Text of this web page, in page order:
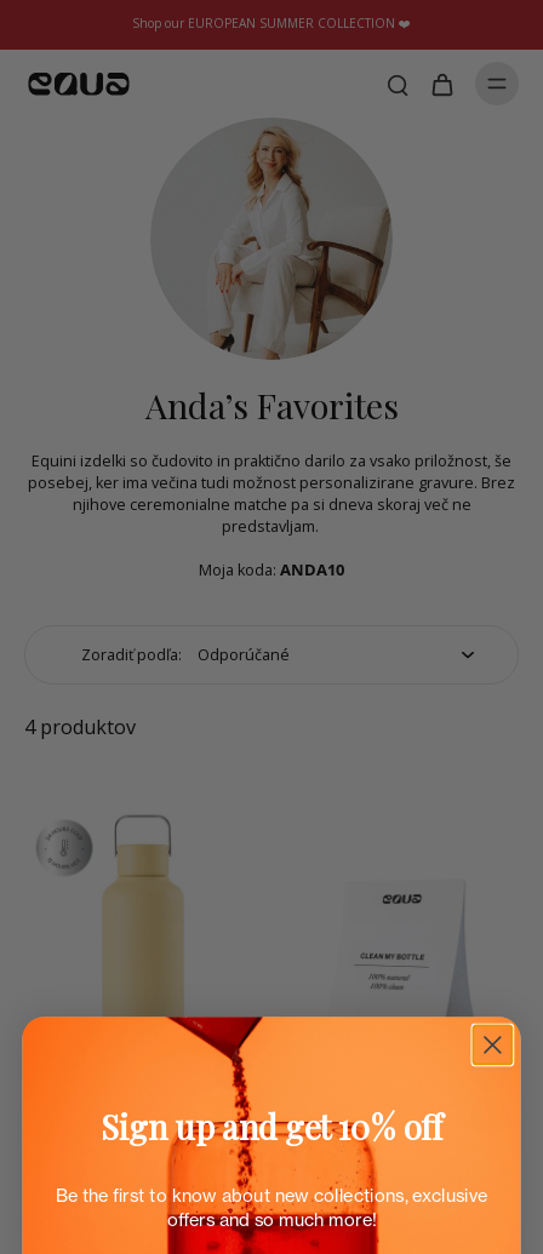
Shop our EUROPEAN SUMMER COLLECTION ❤️
Anda’s Favorites
Equini izdelki so čudovito in praktično darilo za vsako priložnost, še
posebej, ker ima večina tudi možnost personalizirane gravure. Brez
njihove ceremonialne matche pa si dneva skoraj več ne
predstavljam.
Moja koda: ANDA10
Zoradiť podľa:
4 produktov
Sorbetto
34.00 EUR
Vyčisti moju fľašu
Od 1.90 EUR
Sign up and get 10% off
Be the first to know about new collections, exclusive
offers and so much more!